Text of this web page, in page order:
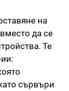
на
да се
Те
сървъри